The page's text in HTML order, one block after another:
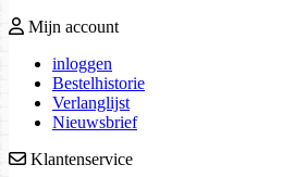
Mijn account
inloggen
Bestelhistorie
Verlanglijst
Nieuwsbrief
Klantenservice